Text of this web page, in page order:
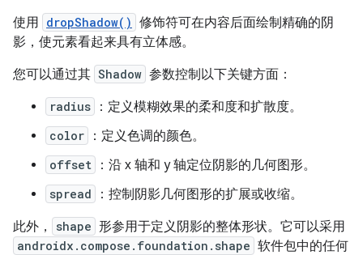
使用 dropShadow() 修饰符可在内容后面绘制精确的阴
影，使元素看起来具有立体感。
您可以通过其 Shadow 参数控制以下关键方面：
radius ：定义模糊效果的柔和度和扩散度。
color ：定义色调的颜色。
offset ：沿 x 轴和 y 轴定位阴影的几何图形。
spread
：控制阴影几何图形的扩展或收缩。
此外，
shape 形参用于定义阴影的整体形状。它可以采用
androidx.compose.foundation.shape 软件包中的任何